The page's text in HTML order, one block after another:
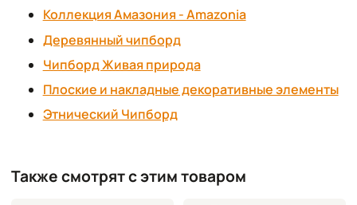
Коллекция Амазония - Amazonia
Деревянный чипборд
Чипборд Живая природа
Плоские и накладные декоративные элементы
Этнический Чипборд
Также смотрят с этим товаром